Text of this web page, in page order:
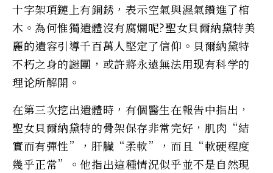
十字架項鏈上有銅銹，表示空氣與濕氣鑽進了棺
木。為何惟獨遺體沒有腐爛呢?聖女貝爾納黛特美
麗的遺容引導千百萬人堅定了信仰。貝爾納黛特
不朽之身的謎團，或許將永遠無法用现有科学的
理论所解開。
在第三次挖出遺體時，有個醫生在報告中指出，
聖女貝爾納黛特的骨架保存非常完好，肌肉“結
實而有彈性”，肝臟“柔軟”，而且“軟硬程度
幾乎正常”。他指出這種情況似乎並不是自然現